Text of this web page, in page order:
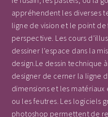
appréhendent les diverses
ligne de vision et le point
perspective. Les cours
dessiner l’espace dans la
design.Le dessin technique
designer de cerner la ligne
dimensions et les matériaux
ou les feutres. Les logiciels
photoshop permettent de